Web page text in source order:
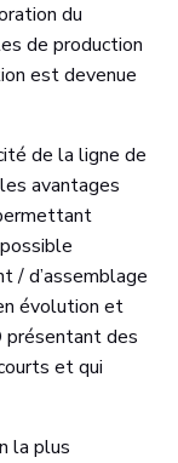
du
de production
est devenue
de la ligne de
avantages
/ d’assemblage
évolution et
présentant des
et qui
la plus